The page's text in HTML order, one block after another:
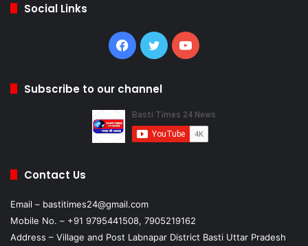
Social Links
Facebook
TwitterYouTube
Subscribe to our channel
Contact Us
Email – bastitimes24@gmail.com
Mobile No. – +91 9795441508, 7905219162
Address – Village and Post Labnapar District Basti Uttar Pradesh